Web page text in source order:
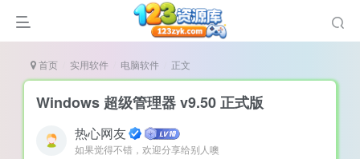
首页 实用软件 电脑软件 正文
Windows 超级管理器 v9.50 正式版
热心网友
如果觉得不错，欢迎分享给别人噢